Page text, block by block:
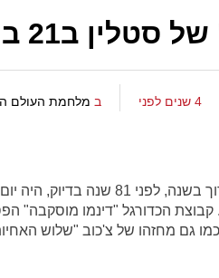
ב21 ביוני 1941
4 שנים לפני ב מלחמת העולם
יום שבת ה 21 ביוני 1941, היום
הכדורגל "דינמו מוסקבה"
כמו גם מחזהו של צ'כוב "שלוש